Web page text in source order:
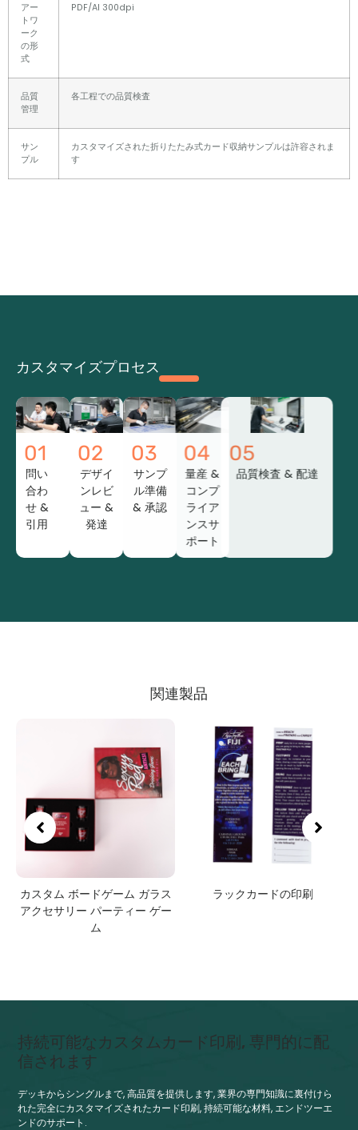
アー
トワ
ーク
の形
式
PDF/AI 300dpi
品質
管理
各工程での品質検査
サン
プル
カスタマイズされた折りたたみ式カード収納サンプルは許容されま
す
カスタマイズプロセス
01
問い
合わ
せ &
引用
02
デザイ
ンレビ
ュー &
発達
03
サンプ
ル準備
& 承認
04
量産 &
コンプ
ライア
ンスサ
ポート
05
品質検査 & 配達
関連製品
カスタム ボードゲーム ガラス
アクセサリー パーティー ゲー
ム
ラックカードの印刷
持続可能なカスタムカード印刷, 専門的に配
信されます
デッキからシングルまで, 高品質を提供します, 業界の専門知識に裏付けら
れた完全にカスタマイズされたカード印刷, 持続可能な材料, エンドツーエ
ンドのサポート.